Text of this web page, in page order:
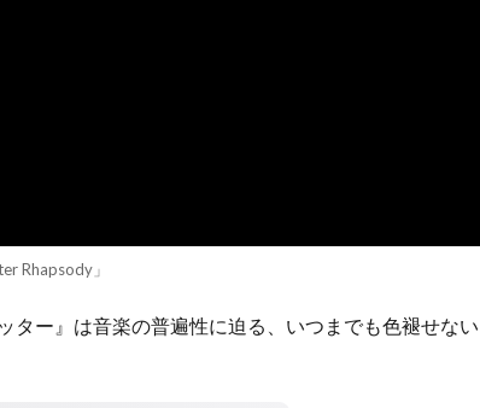
Rhapsody」
ター』は音楽の普遍性に迫る、いつまでも色褪せない